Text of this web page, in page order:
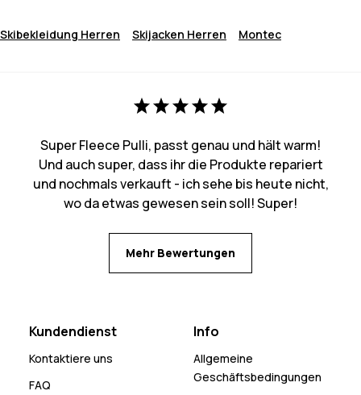
Skibekleidung Herren Skijacken Herren Montec
Super Fleece Pulli, passt genau und hält warm!
Und auch super, dass ihr die Produkte repariert
und nochmals verkauft - ich sehe bis heute nicht,
wo da etwas gewesen sein soll! Super!
Mehr Bewertungen
Kundendienst
Kontaktiere uns
FAQ
Info
Allgemeine
Geschäftsbedingungen